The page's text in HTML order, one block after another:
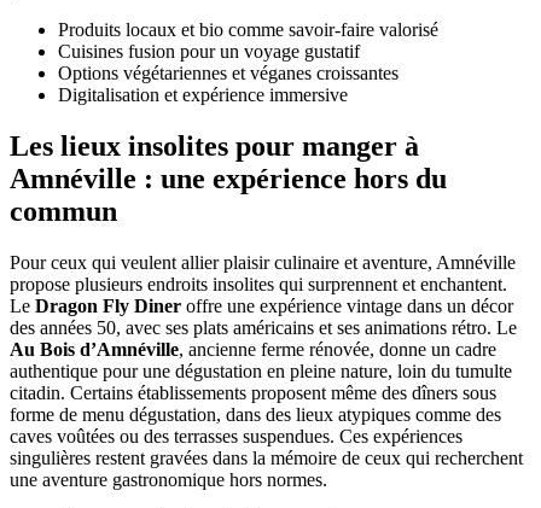
Produits locaux et bio comme savoir-faire valorisé
Cuisines fusion pour un voyage gustatif
Options végétariennes et véganes croissantes
Digitalisation et expérience immersive
Les lieux insolites pour manger à
Amnéville : une expérience hors du
commun
Pour ceux qui veulent allier plaisir culinaire et aventure, Amnéville
propose plusieurs endroits insolites qui surprennent et enchantent.
Le Dragon Fly Diner offre une expérience vintage dans un décor
des années 50, avec ses plats américains et ses animations rétro. Le
Au Bois d’Amnéville, ancienne ferme rénovée, donne un cadre
authentique pour une dégustation en pleine nature, loin du tumulte
citadin. Certains établissements proposent même des dîners sous
forme de menu dégustation, dans des lieux atypiques comme des
caves voûtées ou des terrasses suspendues. Ces expériences
singulières restent gravées dans la mémoire de ceux qui recherchent
une aventure gastronomique hors normes.